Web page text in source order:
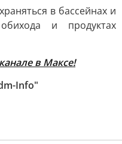
в бассейнах и
и продуктах
в Максе!
Info"